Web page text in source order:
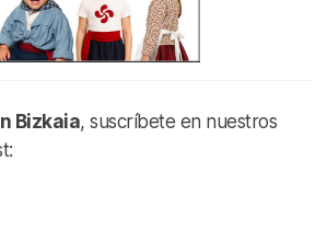
Bizkaia, suscríbete en nuestros